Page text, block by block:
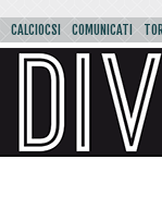
CALCIOCSI COMUNICATI